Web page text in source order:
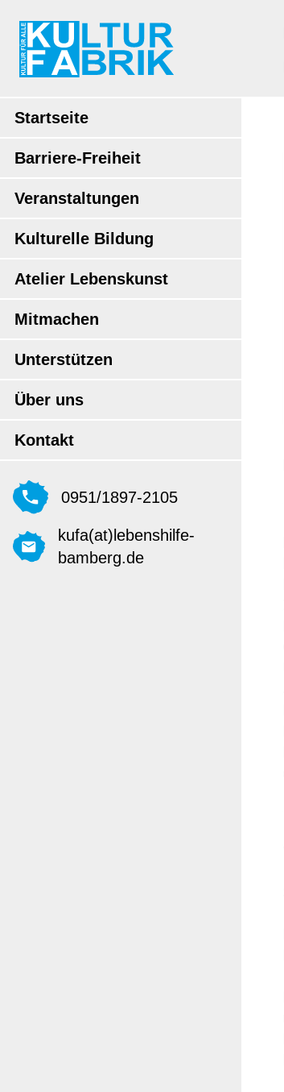
Startseite
Barriere-Freiheit
Veranstaltungen
Kulturelle Bildung
Atelier Lebenskunst
Mitmachen
Unterstützen
Über uns
Kontakt
0951/1897-2105
kufa(at)lebenshilfe-
bamberg.de